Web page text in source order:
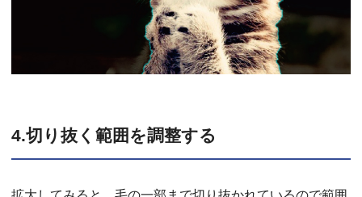
4.切り抜く範囲を調整する